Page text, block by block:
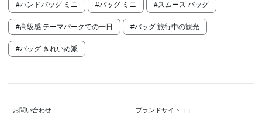
#ハンドバッグ ミニ #バッグ ミニ #スムース バッグ
#高級感 テーマパークでの一日 #バッグ 旅行中の観光
#バッグ きれいめ派
お問い合わせ ブランドサイト